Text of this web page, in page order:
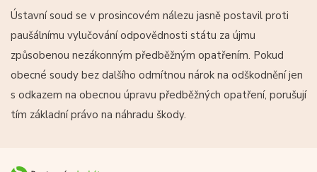
Ústavní soud se v prosincovém nálezu jasně postavil proti
paušálnímu vylučování odpovědnosti státu za újmu
způsobenou nezákonným předběžným opatřením. Pokud
obecné soudy bez dalšího odmítnou nárok na odškodnění jen
s odkazem na obecnou úpravu předběžných opatření, porušují
tím základní právo na náhradu škody.